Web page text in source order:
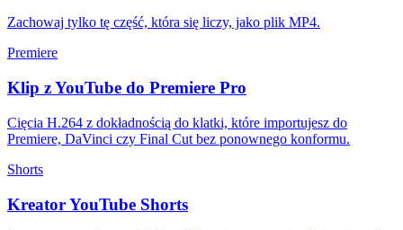
Zachowaj tylko tę część, która się liczy, jako plik MP4.
Premiere
Klip z YouTube do Premiere Pro
Cięcia H.264 z dokładnością do klatki, które importujesz do
Premiere, DaVinci czy Final Cut bez ponownego konformu.
Shorts
Kreator YouTube Shorts